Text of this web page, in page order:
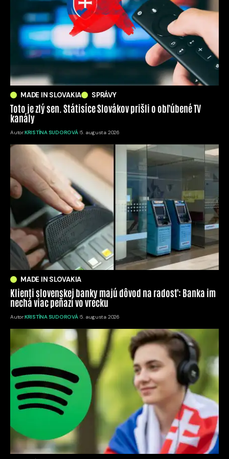
MADE IN SLOVAKIA SPRÁVY
Toto je zlý sen. Státisíce Slovákov prišli o obľúbené TV
kanály
Autor:KRISTÍNA SUDOROVÁ 5. augusta 2026
MADE IN SLOVAKIA
Klienti slovenskej banky majú dôvod na radosť: Banka im
nechá viac peňazí vo vrecku
Autor:KRISTÍNA SUDOROVÁ 5. augusta 2026